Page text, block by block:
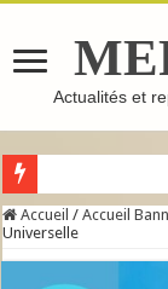
Actualités et
GHASSOUL :
Accueil / Accueil
Universelle